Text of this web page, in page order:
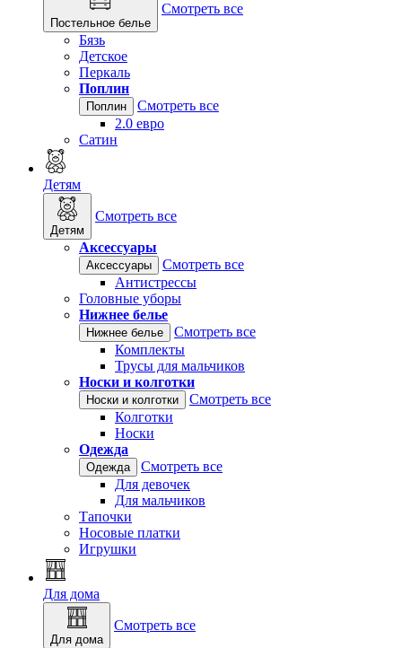
Постельное белье
Смотреть все
Бязь
Детское
Перкаль
Поплин
Поплин
Смотреть все
2.0 евро
Сатин
Детям
Детям
Смотреть все
Аксессуары
Аксессуары
Смотреть все
Антистрессы
Головные уборы
Нижнее белье
Нижнее белье
Смотреть все
Комплекты
Трусы для мальчиков
Носки и колготки
Носки и колготки
Смотреть все
Колготки
Носки
Одежда
Одежда
Смотреть все
Для девочек
Для мальчиков
Тапочки
Носовые платки
Игрушки
Для дома
Для дома
Смотреть все